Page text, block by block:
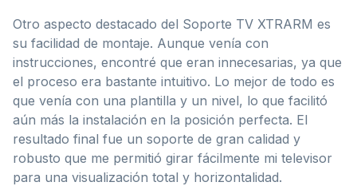
Otro aspecto destacado del Soporte TV XTRARM es
su facilidad de montaje. Aunque venía con
instrucciones, encontré que eran innecesarias, ya que
el proceso era bastante intuitivo. Lo mejor de todo es
que venía con una plantilla y un nivel, lo que facilitó
aún más la instalación en la posición perfecta. El
resultado final fue un soporte de gran calidad y
robusto que me permitió girar fácilmente mi televisor
para una visualización total y horizontalidad.